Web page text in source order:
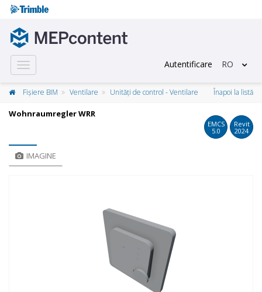
Toggle
navigation
Autentificare RO
Fișiere BIM Ventilare Unități de control - Ventilare Înapoi la listă
Wohnraumregler WRR
EMCS
5.0
Revit
2024
IMAGINE